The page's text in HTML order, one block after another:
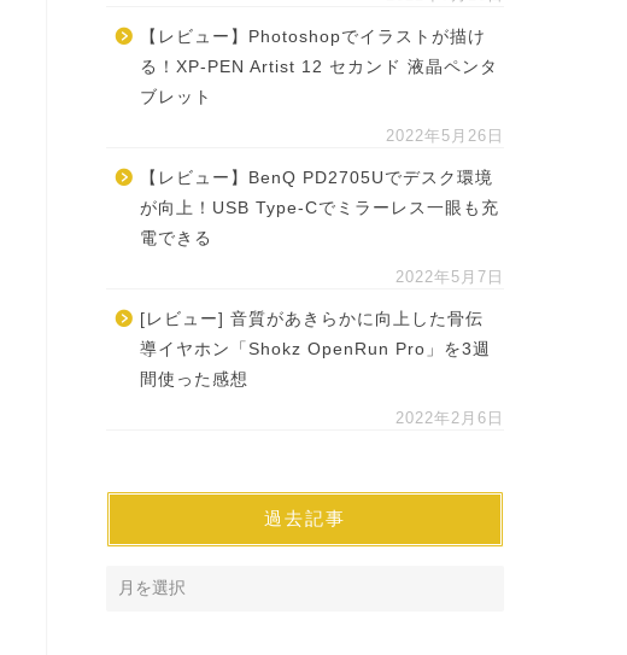
【レビュー】Photoshopでイラストが描け
る！XP-PEN Artist 12 セカンド 液晶ペンタ
ブレット
2022年5月26日
【レビュー】BenQ PD2705Uでデスク環境
が向上！USB Type-Cでミラーレス一眼も充
電できる
2022年5月7日
[レビュー] 音質があきらかに向上した骨伝
導イヤホン「Shokz OpenRun Pro」を3週
間使った感想
2022年2月6日
過去記事